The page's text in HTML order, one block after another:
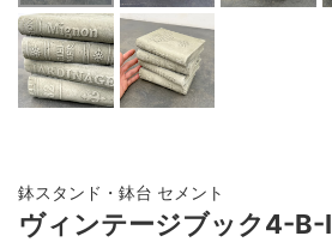
鉢スタンド・鉢台 セメント
ヴィンテージブック4-B-